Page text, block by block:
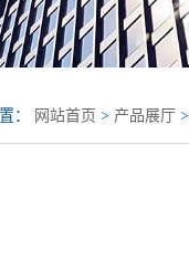
： 网站首页 > 产品展厅 >